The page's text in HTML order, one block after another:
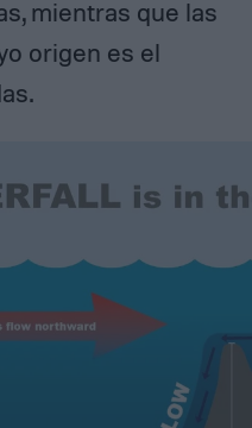
mientras que las
origen es el